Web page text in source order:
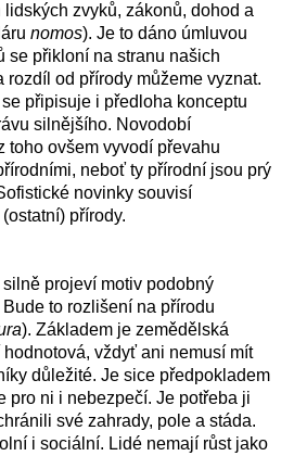
zvyků, zákonů, dohod a
nomos). Je to dáno úmluvou
se přikloní na stranu našich
rozdíl od přírody můžeme vyznat.
připisuje i předloha konceptu
silnějšího. Novodobí
toho ovšem vyvodí převahu
neboť ty přírodní jsou prý
novinky souvisí
přírody.
projeví motiv podobný
to rozlišení na přírodu
). Základem je zemědělská
vždyť ani nemusí mít
důležité. Je sice předpokladem
pro ni i nebezpečí. Je potřeba ji
své zahrady, pole a stáda.
i sociální. Lidé nemají růst jako